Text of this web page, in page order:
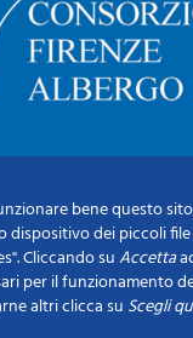
bene questo
dispositivo dei piccoli
Cliccando suAccetta
per il funzionamento
altri clicca su Scegli